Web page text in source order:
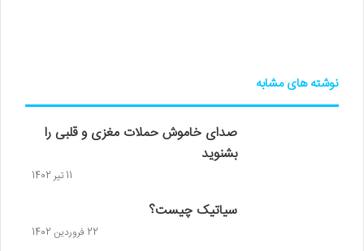
نوشته های مشابه
صدای خاموش حملات مغزی و قلبی را
بشنوید
11 تیر 1402
سیاتیک چیست؟
22 فروردین 1402